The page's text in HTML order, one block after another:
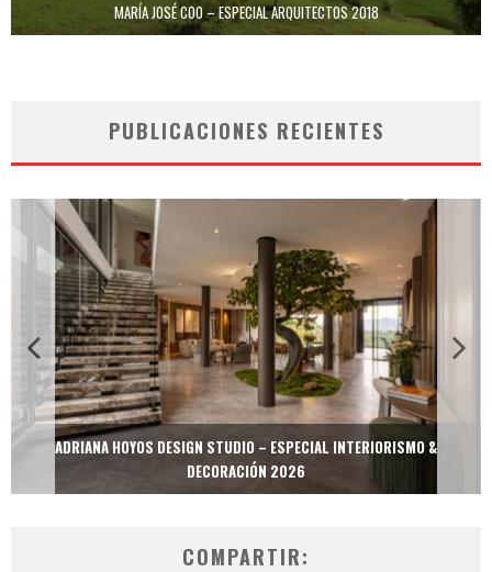
MARÍA JOSÉ COO – ESPECIAL ARQUITECTOS 2018
PUBLICACIONES RECIENTES
MULTIOFICINAS / AMOBLARE / TREZE – ESPECIAL INTERIORISMO &
DECORACIÓN 2026
COMPARTIR: